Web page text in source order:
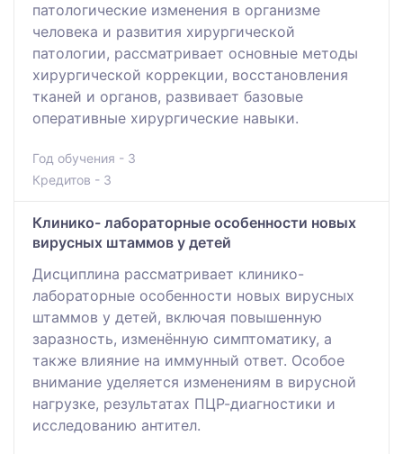
патологические изменения в организме
человека и развития хирургической
патологии, рассматривает основные методы
хирургической коррекции, восстановления
тканей и органов, развивает базовые
оперативные хирургические навыки.
Год обучения - 3
Кредитов - 3
Клинико- лабораторные особенности новых
вирусных штаммов у детей
Дисциплина рассматривает клинико-
лабораторные особенности новых вирусных
штаммов у детей, включая повышенную
заразность, изменённую симптоматику, а
также влияние на иммунный ответ. Особое
внимание уделяется изменениям в вирусной
нагрузке, результатах ПЦР-диагностики и
исследованию антител.